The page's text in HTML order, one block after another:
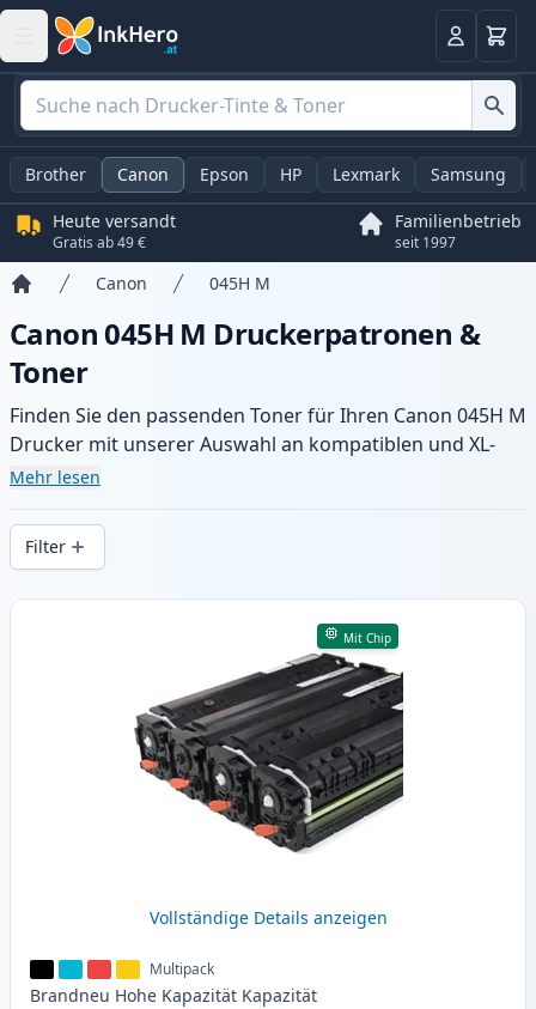
Anmelden
Brother Canon Epson HP Lexmark Samsung
Heute versandt
Gratis ab 49 €
Familienbetrieb
seit 1997
Canon 045H M
Canon 045H M Druckerpatronen &
Toner
Finden Sie den passenden Toner für Ihren Canon 045H M
Drucker mit unserer Auswahl an kompatiblen und XL-
Patronen. Profitieren Sie von gleichbleibender
in .
Mehr lesen
Filter
Produkte
Mit Chip
Vollständige Details anzeigen
Multipack
Brandneu Hohe Kapazität Kapazität